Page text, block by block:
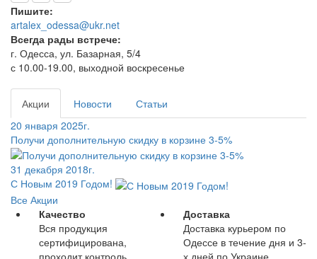
Пишите:
artalex_odessa@ukr.net
Всегда рады встрече:
г. Одесса, ул. Базарная, 5/4
с 10.00-19.00, выходной воскресенье
Акции Новости
Статьи
20 января 2025г.
Получи дополнительную скидку в корзине 3-5%
31 декабря 2018г.
С Новым 2019 Годом!
Все Акции
Качество
Вся продукция
сертифицирована,
проходит контроль
Доставка
Доставка курьером по
Одессе в течение дня и 3-
х дней по Украине